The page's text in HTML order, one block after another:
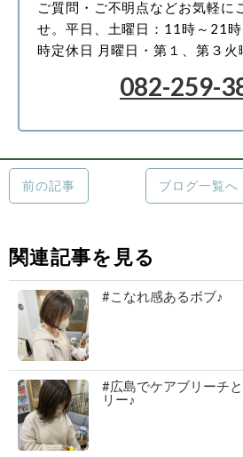
ご質問・ご不明点などお気軽に
せ。 平日、土曜日：11時～21時
時定休日 月曜日・第１、第３火
082-259-
前の記事 ブログ一覧へ
関連記事を見る
#こなれ感あるボブ♪
#広島でケアブリーチ
リー♪